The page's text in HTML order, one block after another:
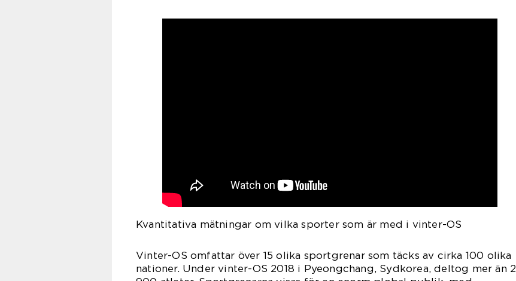
Kvantitativa mätningar om vilka sporter som är med i vinter-OS
Vinter-OS omfattar över 15 olika sportgrenar som täcks av cirka 100 olika
nationer. Under vinter-OS 2018 i Pyeongchang, Sydkorea, deltog mer än 2